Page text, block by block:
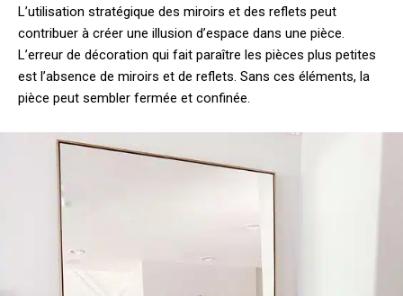
L’utilisation stratégique des miroirs et des reflets peut
contribuer à créer une illusion d’espace dans une pièce.
L’erreur de décoration qui fait paraître les pièces plus petites
est l’absence de miroirs et de reflets. Sans ces éléments, la
pièce peut sembler fermée et confinée.